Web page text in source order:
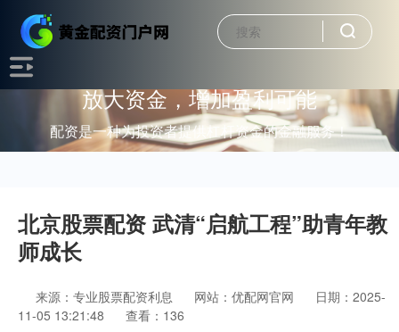
放大资金，增加盈利可能
配资是一种为投资者提供杠杆资金的金融服务！
北京股票配资 武清“启航工程”助青年教
师成长
来源：专业股票配资利息 网站：优配网官网
日期：2025-
11-05 13:21:48
查看：136